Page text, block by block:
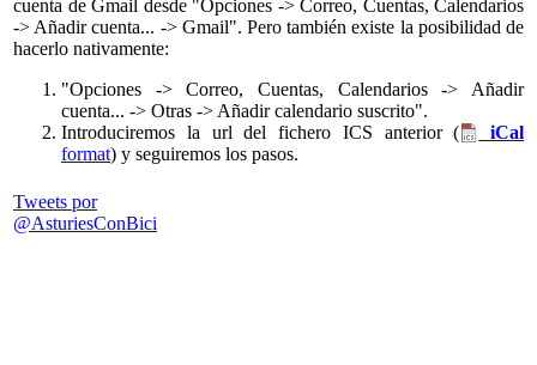
cuenta de Gmail desde "Opciones -> Correo, Cuentas, Calendarios
-> Añadir cuenta... -> Gmail". Pero también existe la posibilidad de
hacerlo nativamente:
"Opciones -> Correo, Cuentas, Calendarios -> Añadir
cuenta... -> Otras -> Añadir calendario suscrito".
Introduciremos la url del fichero ICS anterior (
iCal
format) y seguiremos los pasos.
Tweets por
@AsturiesConBici